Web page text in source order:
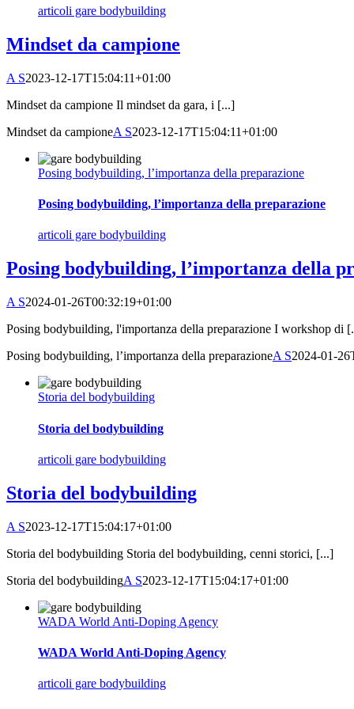
articoli gare bodybuilding
Mindset da campione
A S2023-12-17T15:04:11+01:00
Mindset da campione Il mindset da gara, i [...]
Mindset da campioneA S2023-12-17T15:04:11+01:00
Posing bodybuilding, l’importanza della preparazione
Posing bodybuilding, l’importanza della preparazione
articoli gare bodybuilding
Posing bodybuilding, l’importanza della
A S2024-01-26T00:32:19+01:00
Posing bodybuilding, l'importanza della preparazione I workshop di
Posing bodybuilding, l’importanza della preparazioneA S2024-01-
Storia del bodybuilding
Storia del bodybuilding
articoli gare bodybuilding
Storia del bodybuilding
A S2023-12-17T15:04:17+01:00
Storia del bodybuilding Storia del bodybuilding, cenni storici, [...]
Storia del bodybuildingA S2023-12-17T15:04:17+01:00
WADA World Anti-Doping Agency
WADA World Anti-Doping Agency
articoli gare bodybuilding